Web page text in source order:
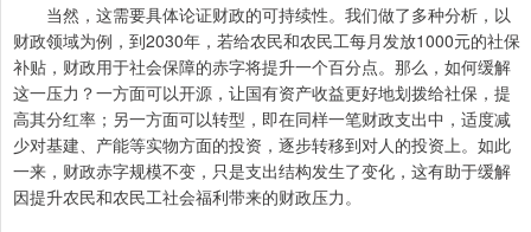
当然，这需要具体论证财政的可持续性。我们做了多种分析，以
财政领域为例，到2030年，若给农民和农民工每月发放1000元的社保
补贴，财政用于社会保障的赤字将提升一个百分点。那么，如何缓解
这一压力？一方面可以开源，让国有资产收益更好地划拨给社保，提
高其分红率；另一方面可以转型，即在同样一笔财政支出中，适度减
少对基建、产能等实物方面的投资，逐步转移到对人的投资上。如此
一来，财政赤字规模不变，只是支出结构发生了变化，这有助于缓解
因提升农民和农民工社会福利带来的财政压力。